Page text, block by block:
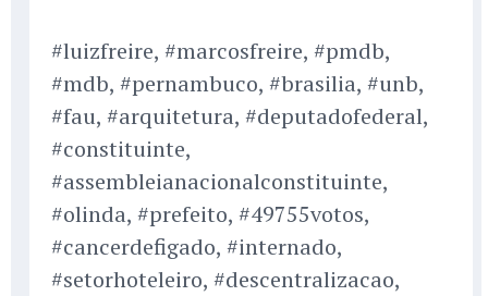
#luizfreire, #marcosfreire, #pmdb,
#mdb, #pernambuco, #brasilia, #unb,
#fau, #arquitetura, #deputadofederal,
#constituinte,
#assembleianacionalconstituinte,
#olinda, #prefeito, #49755votos,
#cancerdefigado, #internado,
#setorhoteleiro, #descentralizacao,